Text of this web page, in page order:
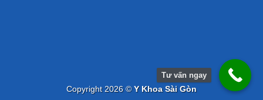
Copyright 2026 ©Y Khoa Sài Gòn
Tư vấn ngay